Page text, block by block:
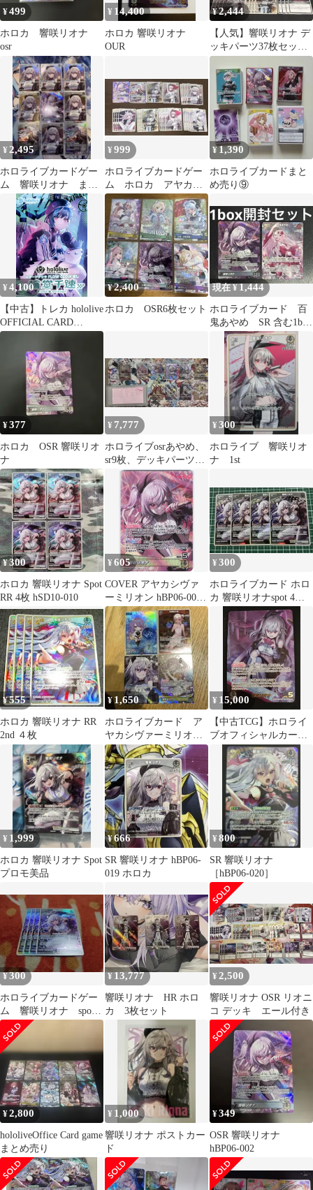
¥499
ホロカ 響咲リオナ
osr
¥ 14,400
ホロカ 響咲リオナ
OUR
¥2,444
【人気】響咲リオナ デ
ッキパーツ37枚セット
osr付き ホロカ
¥ 2,495
ホロライブカードゲー
ム 響咲リオナ まと
め②
¥999
ホロライブカードゲー
ム ホロカ アヤカシ
ヴァーミリオン 響咲
リオナ デッキパーツ
¥1,390
ホロライブカードまと
め売り⑨
¥4,100
【中古】トレカ hololive
OFFICIAL CARD
GAME スタートデッキ
FLOW GLOW 推し 輪
堂千速
¥2,400
ホロカ OSR6枚セット
現在 ¥1,444
ホロライブカード 百
鬼あやめ SR 含む1box
開封セット
¥377
ホロカ OSR 響咲リオ
ナ
¥ 7,777
ホロライブosrあやめ、
sr9枚、デッキパーツ11
種 ホロカ
¥300
ホロライブ 響咲リオ
ナ 1st
¥ 300
ホロカ 響咲リオナ Spot
RR 4枚 hSD10-010
¥605
COVER アヤカシヴァ
ーミリオン hBP06-002
響咲リオナ OSR
¥300
ホロライブカード ホロ
カ 響咲リオナspot 4枚
¥555
ホロカ 響咲リオナ RR
2nd ４枚
¥ 1,650
ホロライブカード ア
ヤカシヴァーミリオ
ン 4枚セット
¥ 15,000
【中古TCG】ホロライ
ブオフィシャルカード
ゲーム 響咲リオナ
(hBP06-002)(OUR)【50-
54】
¥ 1,999
ホロカ 響咲リオナ Spot
プロモ美品
¥666
SR 響咲リオナ hBP06-
019 ホロカ
¥800
SR 響咲リオナ
［hBP06-020］
¥300
ホロライブカードゲー
ム 響咲リオナ spot
rr ホロライブ ホロカ
¥13,777
響咲リオナ HR ホロ
カ 3枚セット
¥ 2,500
響咲リオナ OSR リオニ
コ デッキ エール付き
¥2,800
hololiveOffice Card game
まとめ売り
¥ 1,000
響咲リオナ ポストカー
ド
¥349
OSR 響咲リオナ
hBP06-002